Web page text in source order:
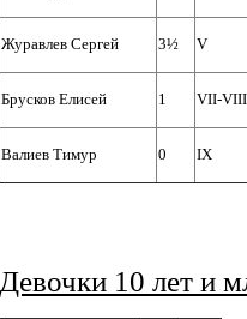
Журавлев Сергей 3½ V
Брусков Елисей 1 VII-VIII
Валиев Тимур 0 IX
Девочки 10 лет и